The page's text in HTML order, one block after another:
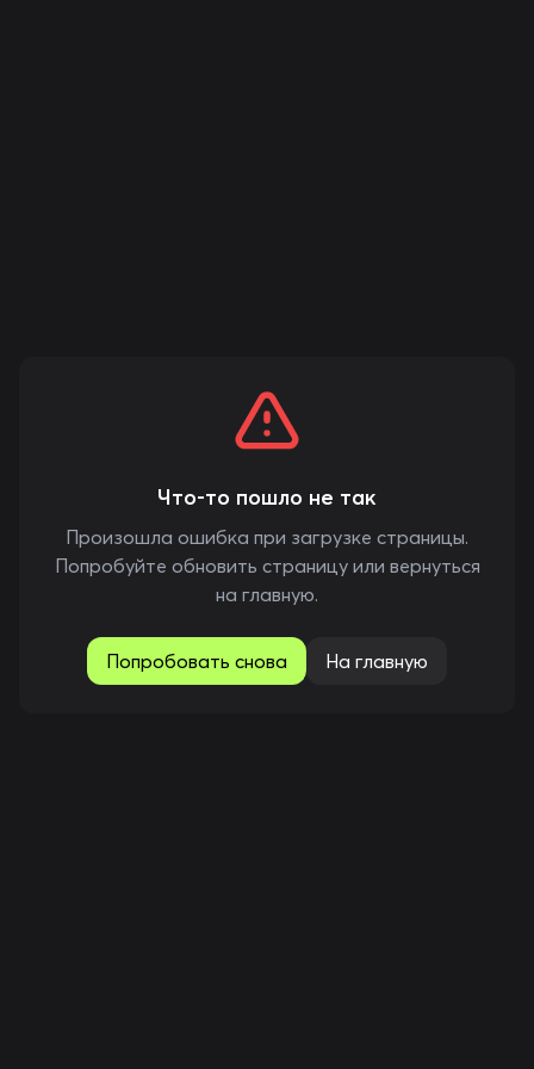
Что-то пошло не так
Произошла ошибка при загрузке страницы.
Попробуйте обновить страницу или вернуться
на главную.
Попробовать снова На главную